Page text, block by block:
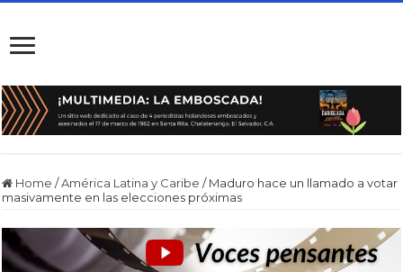
Home /América Latina y Caribe / Maduro hace un llamado a votar
masivamente en las elecciones próximas